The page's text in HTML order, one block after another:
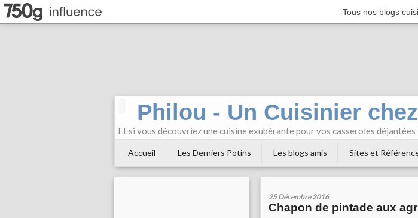
Tous nos blogs
Philou - Un Cuisinier
Et si vous découvriez une cuisine exubérante pour vos casseroles déjantées
Accueil Les Derniers Potins Les blogs amis Sites et
25 Décembre 2016
Chapon de pintade aux